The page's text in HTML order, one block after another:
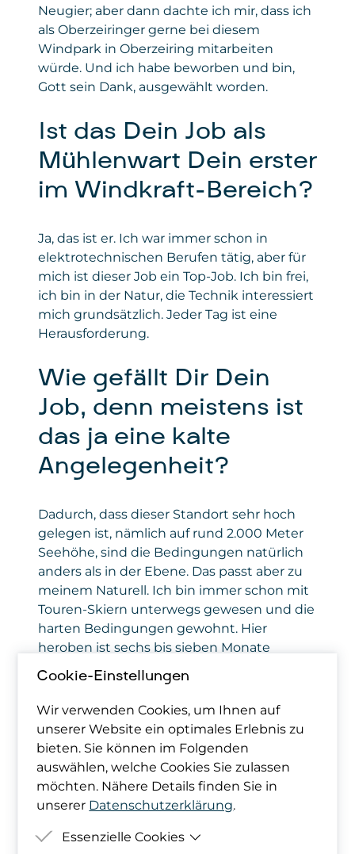
Neugier; aber dann dachte ich mir, dass ich
als Oberzeiringer gerne bei diesem
Windpark in Oberzeiring mitarbeiten
würde. Und ich habe beworben und bin,
Gott sein Dank, ausgewählt worden.
Ist das Dein Job als
Mühlenwart Dein erster
im Windkraft-Bereich?
Ja, das ist er. Ich war immer schon in
elektrotechnischen Berufen tätig, aber für
mich ist dieser Job ein Top-Job. Ich bin frei,
ich bin in der Natur, die Technik interessiert
mich grundsätzlich. Jeder Tag ist eine
Herausforderung.
Wie gefällt Dir Dein
Job, denn meistens ist
das ja eine kalte
Angelegenheit?
Dadurch, dass dieser Standort sehr hoch
gelegen ist, nämlich auf rund 2.000 Meter
Seehöhe, sind die Bedingungen natürlich
anders als in der Ebene. Das passt aber zu
meinem Naturell. Ich bin immer schon mit
Touren-Skiern unterwegs gewesen und die
harten Bedingungen gewohnt. Hier
heroben ist sechs bis sieben Monate
Winter, und das muss man so hinnehmen;
das ist für mich kein wirkliches Problem. Vor
allem, weil ich von Beginn an eine sehr
gute Unterstützung vom Betreiber
Tauernwind bekommen habe. Das
technische Umfeld muss nämlich für die
zehn Kilometer Anfahrt passen; aber da
hats nie ein Problem gegeben.
Willst Du unseren
Cookie-Einstellungen
Wir verwenden Cookies, um Ihnen auf
unserer Website ein optimales Erlebnis zu
bieten. Sie können im Folgenden
auswählen, welche Cookies Sie zulassen
möchten. Nähere Details finden Sie in
unserer Datenschutzerklärung.
Essenzielle Cookies